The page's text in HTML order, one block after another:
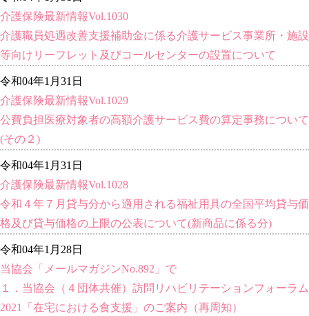
介護保険最新情報Vol.1030
介護職員処遇改善支援補助金に係る介護サービス事業所・施設
等向けリーフレット及びコールセンターの設置について
令和04年1月31日
介護保険最新情報Vol.1029
公費負担医療対象者の高額介護サービス費の算定事務について
(その２)
令和04年1月31日
介護保険最新情報Vol.1028
令和４年７月貸与分から適用される福祉用具の全国平均貸与価
格及び貸与価格の上限の公表について(新商品に係る分)
令和04年1月28日
当協会「メールマガジンNo.892」で
１．当協会（４団体共催）訪問リハビリテーションフォーラム
2021「在宅における食支援」のご案内（再周知）